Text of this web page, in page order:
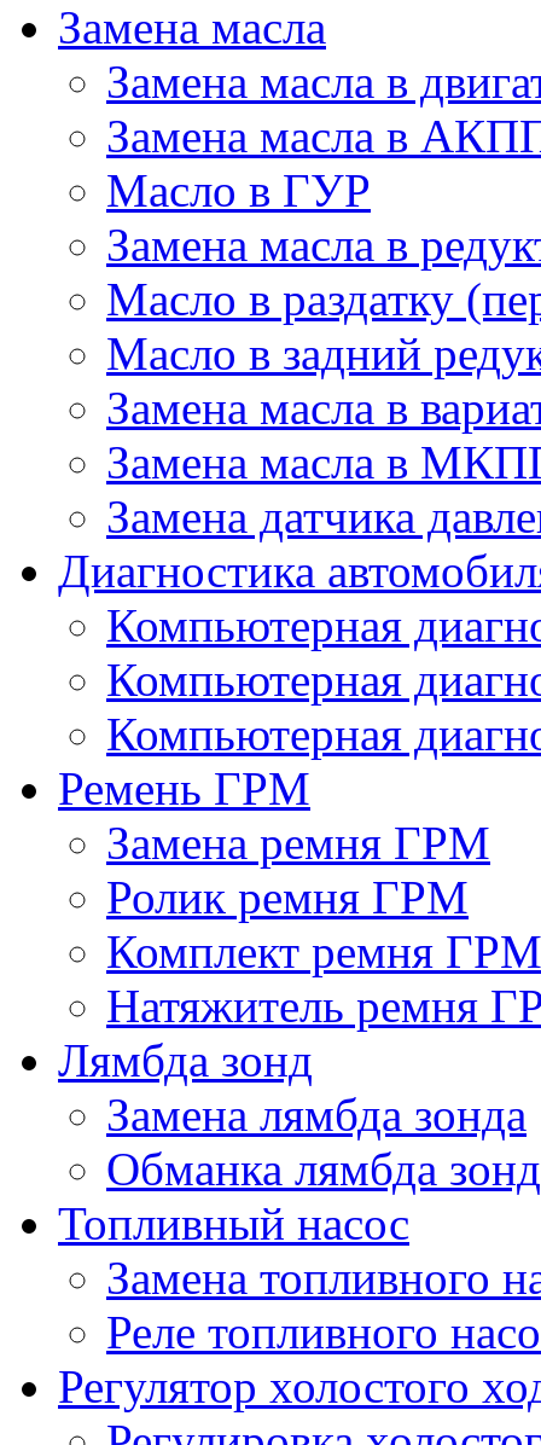
Замена масла
Замена масла в
Замена масла в
Масло в ГУР
Замена масла в
Масло в раздатку
Масло в задний
Замена масла в
Замена масла в
Замена датчика
Диагностика
Компьютерная
Компьютерная
Компьютерная
Ремень ГРМ
Замена ремня ГРМ
Ролик ремня ГРМ
Комплект ремня ГРМ
Натяжитель ремня
Лямбда зонд
Замена лямбда зонда
Обманка лямбда
Топливный насос
Замена топливного
Реле топливного
Регулятор холостого